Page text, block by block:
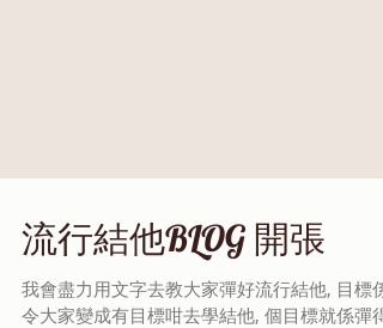
流行結他BLOG 開張
我會盡力用文字去教大家彈好流行結他, 目標係
令大家變成有目標咁去學結他, 個目標就係彈得